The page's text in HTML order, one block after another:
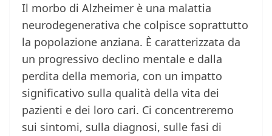
Il morbo di Alzheimer è una malattia
neurodegenerativa che colpisce soprattutto
la popolazione anziana. È caratterizzata da
un progressivo declino mentale e dalla
perdita della memoria, con un impatto
significativo sulla qualità della vita dei
pazienti e dei loro cari. Ci concentreremo
sui sintomi, sulla diagnosi, sulle fasi di